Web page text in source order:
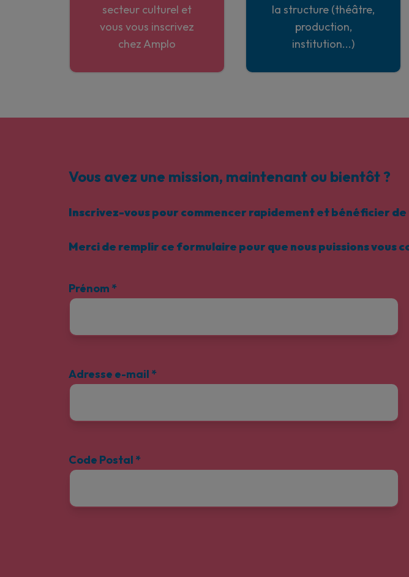
secteur culturel et
vous vous inscrivez
chez Amplo
la structure (théâtre,
production,
institution...)
Vous avez une mission, maintenant ou bientôt ?
Inscrivez-vous pour commencer rapidement et bénéficier
Merci de remplir ce formulaire pour que nous puissions vous
Prénom *
Adresse e-mail *
Code Postal *